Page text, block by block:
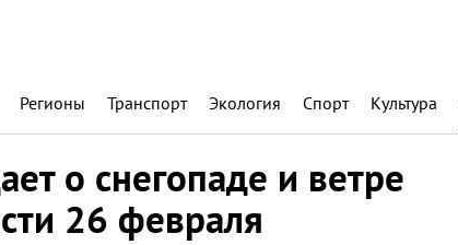
Регионы Транспорт Экология Спорт Культура
о снегопаде и ветре
26 февраля